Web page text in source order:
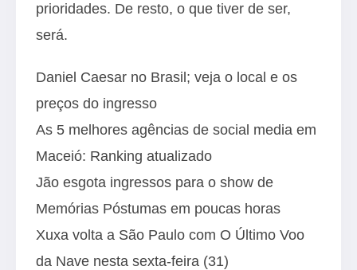
prioridades. De resto, o que tiver de ser,
será.
Daniel Caesar no Brasil; veja o local e os
preços do ingresso
As 5 melhores agências de social media em
Maceió: Ranking atualizado
Jão esgota ingressos para o show de
Memórias Póstumas em poucas horas
Xuxa volta a São Paulo com O Último Voo
da Nave nesta sexta-feira (31)